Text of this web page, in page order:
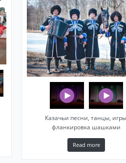
Казачьи песни, танцы,
фланкировка шашками
Read more